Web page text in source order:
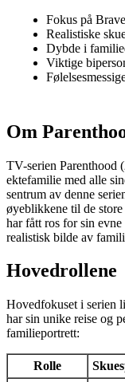
Fokus på
Realistiske
Dybde i
Viktige
Om
TV-serien Parenthood
ektefamilie med alle
sentrum av denne
øyeblikkene til de
har fått ros for sin
realistisk bilde av
Hovedrollene
Hovedfokuset i serien
har sin unike reise og
familieportrett:
Rolle